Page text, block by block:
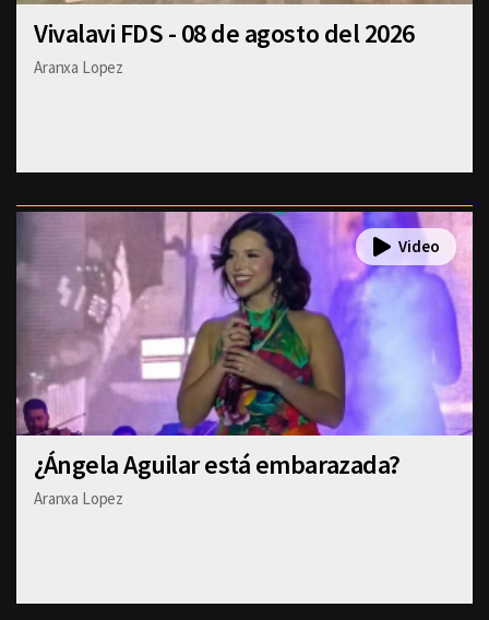
Vivalavi FDS - 08 de agosto del 2026
Aranxa Lopez
¿Ángela Aguilar está embarazada?
Aranxa Lopez